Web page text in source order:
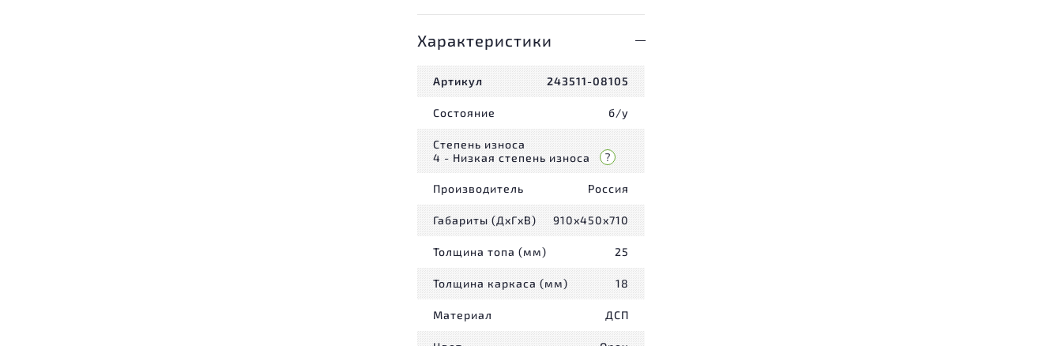
Характеристики
Артикул 243511-08105
Состояние б/у
Степень износа
4 - Низкая степень износа
Производитель Россия
Габариты (ДxГxВ) 910x450x710
Толщина топа (мм) 25
Толщина каркаса (мм) 18
Материал ДСП